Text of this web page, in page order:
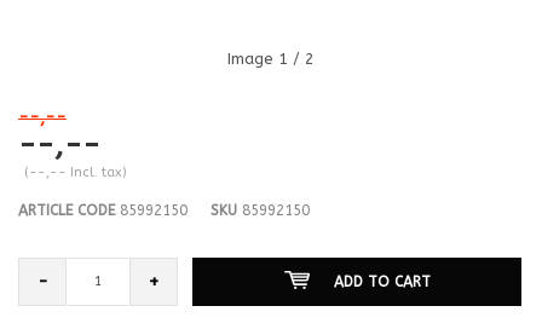
Image 1 / 2
--,--
--,--
(--,-- Incl. tax)
ARTICLE CODE85992150 SKU 85992150
- + ADD TO CART